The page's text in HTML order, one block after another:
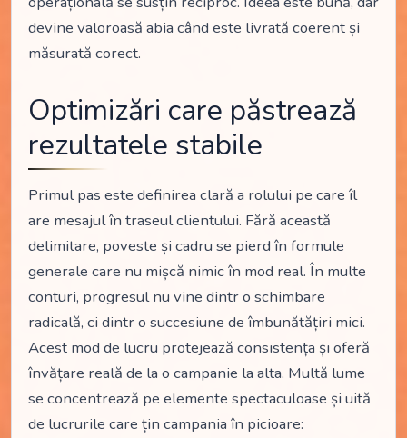
devine valoroasă abia când este livrată coerent și
măsurată corect.
Optimizări care păstrează
rezultatele stabile
Primul pas este definirea clară a rolului pe care îl
are mesajul în traseul clientului. Fără această
delimitare, poveste și cadru se pierd în formule
generale care nu mișcă nimic în mod real. În multe
conturi, progresul nu vine dintr o schimbare
radicală, ci dintr o succesiune de îmbunătățiri mici.
Acest mod de lucru protejează consistența și oferă
învățare reală de la o campanie la alta. Multă lume
se concentrează pe elemente spectaculoase și uită
de lucrurile care țin campania în picioare: